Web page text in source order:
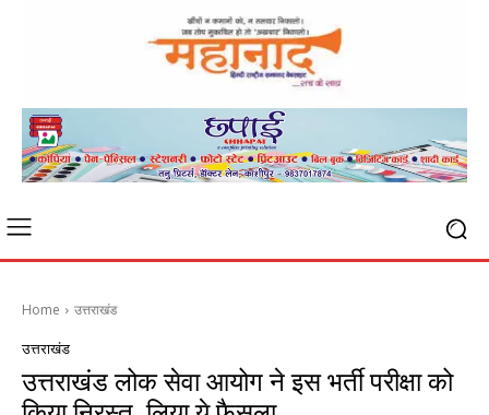
Home उत्तराखंड
उत्तराखंड
उत्तराखंड लोक सेवा आयोग ने इस भर्ती परीक्षा को